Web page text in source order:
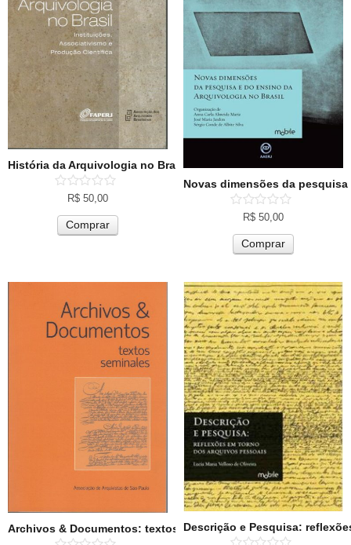
História da Arquivologia no Brasil
R$ 50,00
Comprar
Novas dimensões da
R$ 50,00
Comprar
Archivos & Documentos: textos seminalesDescrição e Pesquisa: